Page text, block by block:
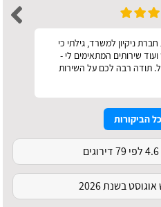
ניקיון למשרד, גילתי כי
שירותים המתאימים לי -
תודה רבה לכם על השירות
הביקורות
בשנת 2026